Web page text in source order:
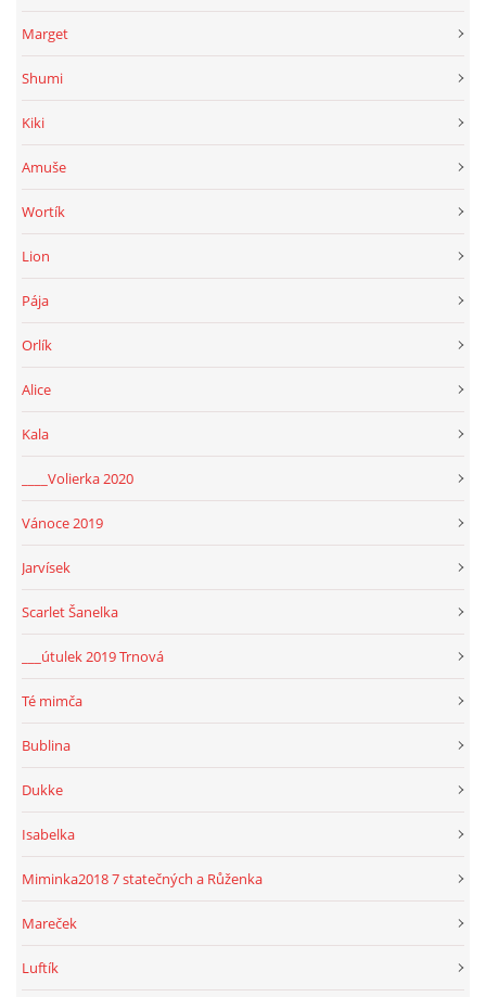
Marget
Shumi
Kiki
Amuše
Wortík
Lion
Pája
Orlík
Alice
Kala
____Volierka 2020
Vánoce 2019
Jarvísek
Scarlet Šanelka
___útulek 2019 Trnová
Té mimča
Bublina
Dukke
Isabelka
Miminka2018 7 statečných a Růženka
Mareček
Luftík